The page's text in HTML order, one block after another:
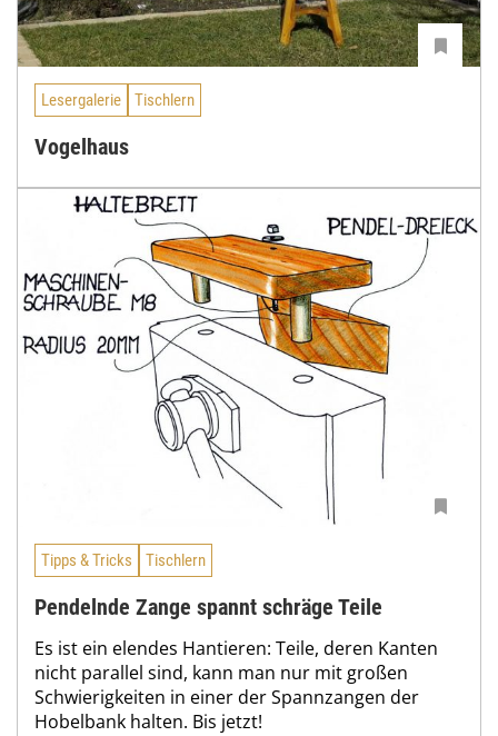
Lesergalerie Tischlern
Vogelhaus
Tipps & Tricks Tischlern
Pendelnde Zange spannt schräge Teile
Es ist ein elendes Hantieren: Teile, deren Kanten
nicht parallel sind, kann man nur mit großen
Schwierigkeiten in einer der Spannzangen der
Hobelbank halten. Bis jetzt!